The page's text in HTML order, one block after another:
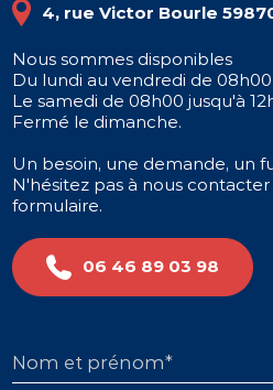
Nom et prénom*
4, rue Victor Bourle
Nous sommes disponibles
Du lundi au vendredi de
Le samedi de 08h00 jusqu'à
Fermé le dimanche.
Un besoin, une demande, un
N'hésitez pas à nous
formulaire.
06 46 89 03 98